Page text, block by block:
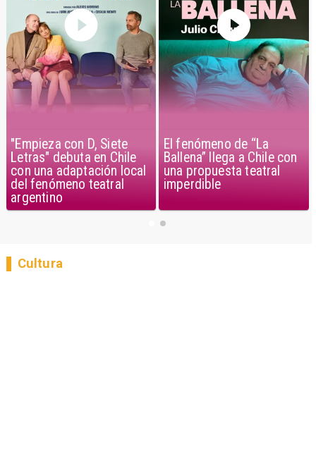
"Empieza con D, Siete
Letras" debuta en Chile
con una adaptación local
del fenómeno teatral
argentino
El fenómeno de “La
Ballena” llega a Chile con
una propuesta teatral
imperdible
Cultura